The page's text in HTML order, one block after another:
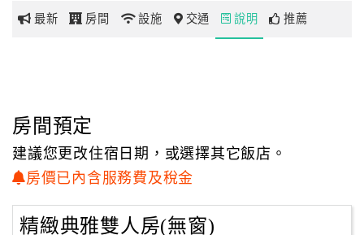
玩
地
圖
顧
務
最新 房間 設施 交通 說明 推薦
房間預定
建議您更改住宿日期，或選擇其它飯店。
房價已內含服務費及稅金
精緻典雅雙人房(無窗)